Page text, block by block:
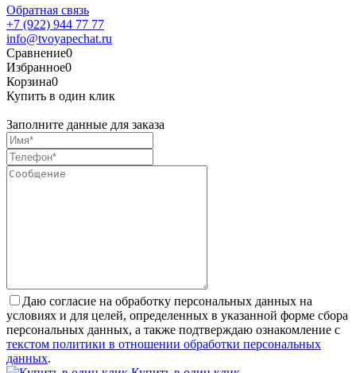
Обратная связь
+7 (922) 944 77 77
info@tvoyapechat.ru
Сравнение0
Избранное0
Корзина0
Купить в один клик
Заполните данные для заказа
Даю согласие на обработку персональных данных на
условиях и для целей, определенных в указанной форме сбора
персональных данных, а также подтверждаю ознакомление с
текстом политики в отношении обработки персональных
данных.